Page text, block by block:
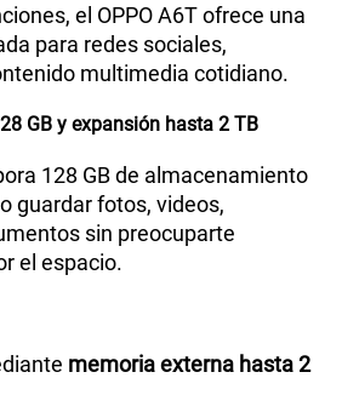
el OPPO A6T ofrece una
para redes sociales,
multimedia cotidiano.
GB y expansión hasta 2 TB
128 GB de almacenamiento
guardar fotos, videos,
sin preocuparte
el espacio.
memoria externa hasta 2